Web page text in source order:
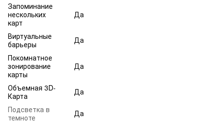
Запоминание
нескольких
карт
Да
Виртуальные
барьеры
Да
Покомнатное
зонирование
карты
Да
Объемная 3D-
Карта
Да
Подсветка в
темноте
Да